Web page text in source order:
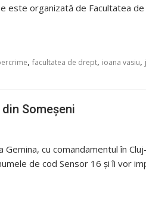
este organizată de Facultatea
, facultatea de drept, ioana vasiu,
Someșeni
Gemina, cu comandamentul în
de cod Sensor 16 și îi vor